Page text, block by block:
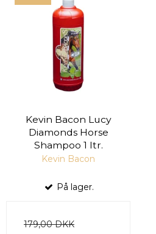
Kevin Bacon Lucy
Diamonds Horse
Shampoo 1 ltr.
Kevin Bacon
På lager.
179,00 DKK